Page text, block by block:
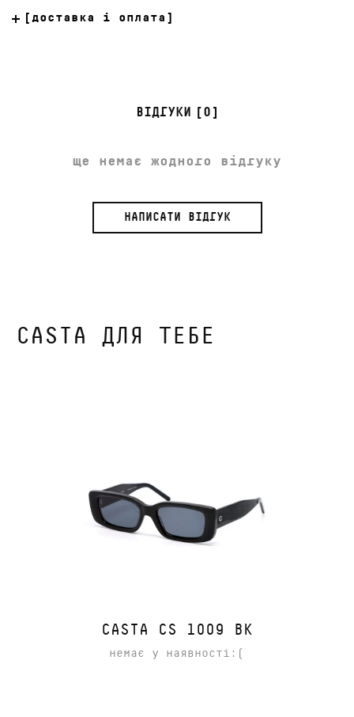
[доставка і оплата]
ВІДГУКИ [0]
ще немає жодного відгуку
НАПИСАТИ ВІДГУК
CASTA ДЛЯ ТЕБЕ
CASTA CS 1009 BK
немає у наявності:(